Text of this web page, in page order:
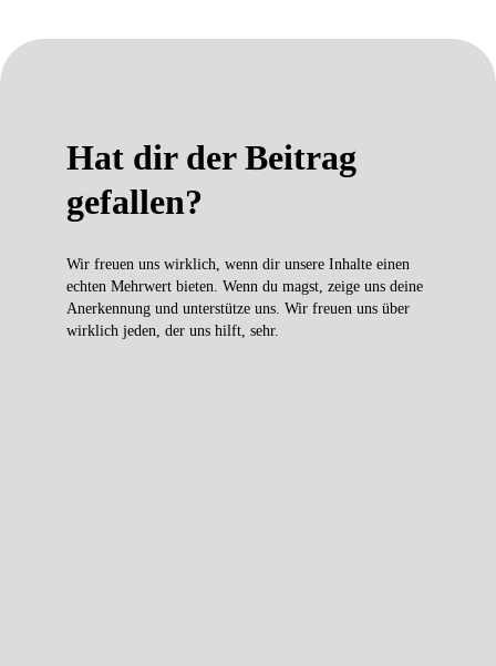
Hat dir der Beitrag
gefallen?
Wir freuen uns wirklich, wenn dir unsere Inhalte einen
echten Mehrwert bieten. Wenn du magst, zeige uns deine
Anerkennung und unterstütze uns. Wir freuen uns über
wirklich jeden, der uns hilft, sehr.